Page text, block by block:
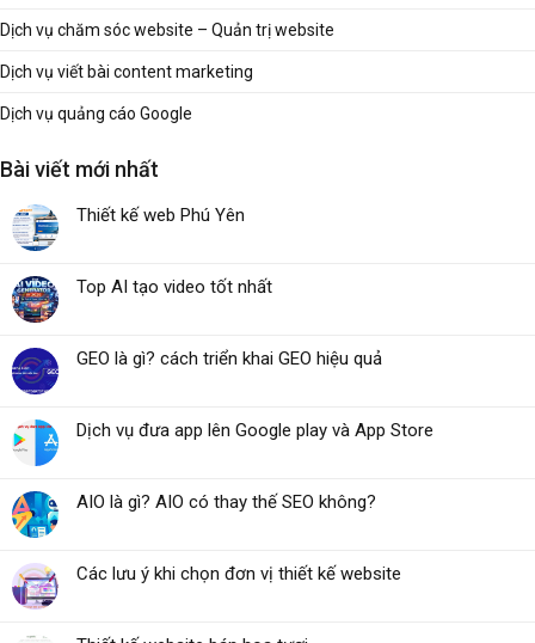
Dịch vụ chăm sóc website – Quản trị website
Dịch vụ viết bài content marketing
Dịch vụ quảng cáo Google
Bài viết mới nhất
Thiết kế web Phú Yên
Top AI tạo video tốt nhất
GEO là gì? cách triển khai GEO hiệu quả
Dịch vụ đưa app lên Google play và App Store
AIO là gì? AIO có thay thế SEO không?
Các lưu ý khi chọn đơn vị thiết kế website